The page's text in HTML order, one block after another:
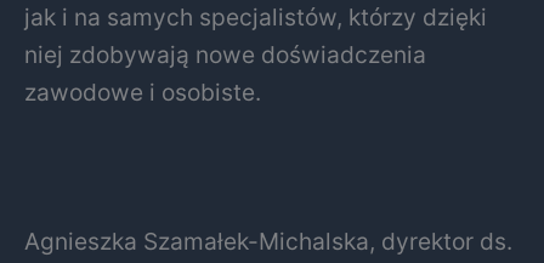
jak i na samych specjalistów, którzy dzięki
niej zdobywają nowe doświadczenia
zawodowe i osobiste.
Agnieszka Szamałek-Michalska, dyrektor ds.